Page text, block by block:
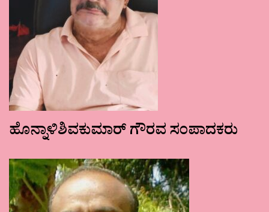
ಹೊನ್ನಾಳಿಶಿವಕುಮಾರ್ ಗೌರವ ಸಂಪಾದಕರು